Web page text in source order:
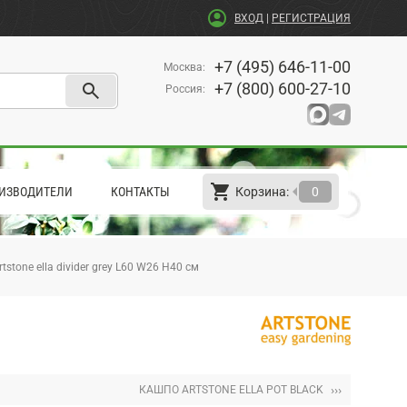
account_circle ВХОД РЕГИСТРАЦИЯ
search
Москва: +7 (495) 646-11-00
Россия: +7 (800) 600-27-10
КОНТАКТЫ shopping_cart Корзина: 0
arrow_left
ella divider grey L60 W26 H40 см
КАШПО ARTSTONE ELLA POT BLACK ›››